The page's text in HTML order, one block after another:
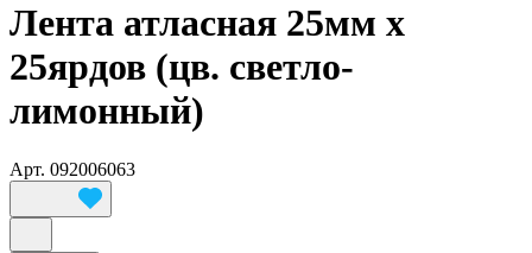
Лента атласная 25мм х
25ярдов (цв. светло-
лимонный)
Арт. 092006063